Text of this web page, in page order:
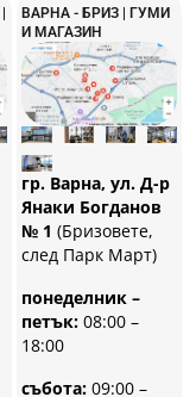
ВАРНА - БРИЗ | ГУМИ
И МАГАЗИН
гр. Варна, ул. Д-р
Янаки Богданов
№ 1 (Бризовете,
след Парк Март)
понеделник –
петък: 08:00 –
18:00
събота: 09:00 –